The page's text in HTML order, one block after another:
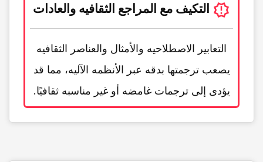
التکیف مع المراجع الثقافیه والعادات
التعابیر الاصطلاحیه والأمثال والعناصر الثقافیه
یصعب ترجمتها بدقه عبر الأنظمه الآلیه، مما قد
یؤدی إلى ترجمات غامضه أو غیر مناسبه ثقافیًا.